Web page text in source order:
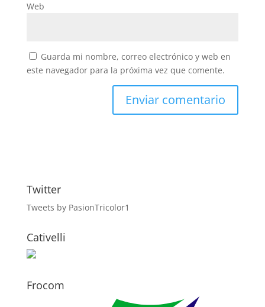
Web
Guarda mi nombre, correo electrónico y web en
este navegador para la próxima vez que comente.
Twitter
Tweets by PasionTricolor1
Cativelli
Frocom